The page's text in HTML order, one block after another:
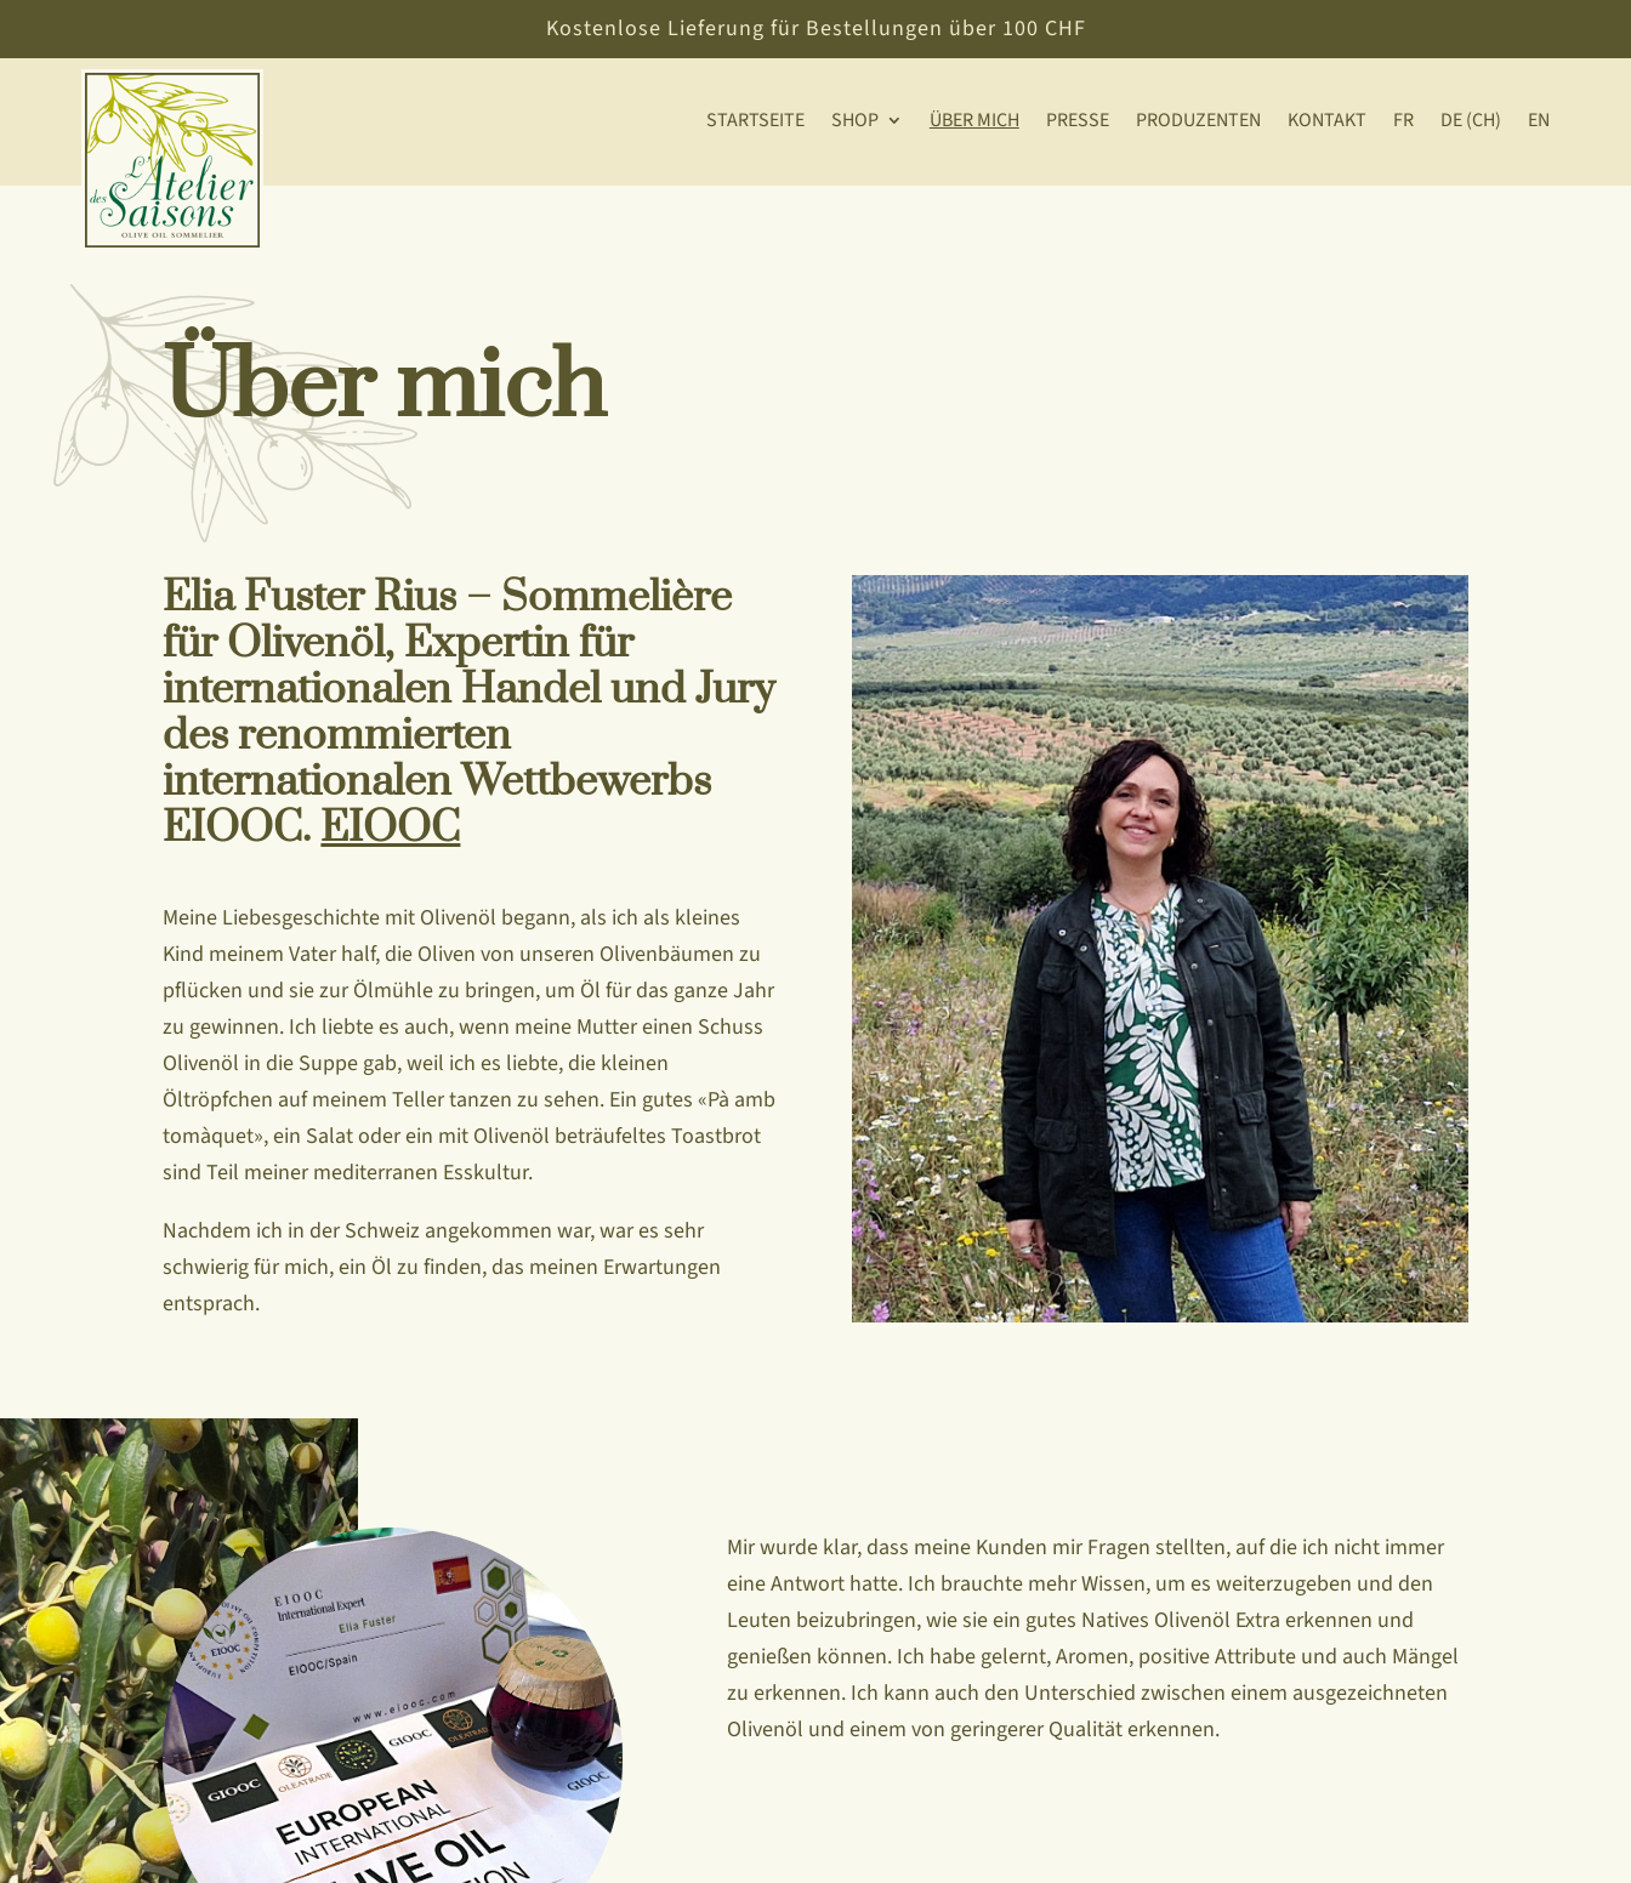
Kostenlose Lieferung für Bestellungen über 100 CHF
STARTSEITE SHOP ÜBER MICH PRESSE PRODUZENTEN KONTAKT FR DE (CH) EN
Über mich
Elia Fuster Rius – Sommelière
für Olivenöl, Expertin für
internationalen Handel und Jury
des renommierten
internationalen Wettbewerbs
EIOOC.EIOOC
Meine Liebesgeschichte mit Olivenöl begann, als ich als kleines
Kind meinem Vater half, die Oliven von unseren Olivenbäumen zu
pflücken und sie zur Ölmühle zu bringen, um Öl für das ganze Jahr
zu gewinnen. Ich liebte es auch, wenn meine Mutter einen Schuss
Olivenöl in die Suppe gab, weil ich es liebte, die kleinen
Öltröpfchen auf meinem Teller tanzen zu sehen. Ein gutes «Pà amb
tomàquet», ein Salat oder ein mit Olivenöl beträufeltes Toastbrot
sind Teil meiner mediterranen Esskultur.
Nachdem ich in der Schweiz angekommen war, war es sehr
schwierig für mich, ein Öl zu finden, das meinen Erwartungen
entsprach.
Mir wurde klar, dass meine Kunden mir Fragen stellten, auf die ich nicht immer
eine Antwort hatte. Ich brauchte mehr Wissen, um es weiterzugeben und den
Leuten beizubringen, wie sie ein gutes Natives Olivenöl Extra erkennen und
genießen können. Ich habe gelernt, Aromen, positive Attribute und auch Mängel
zu erkennen. Ich kann auch den Unterschied zwischen einem ausgezeichneten
Olivenöl und einem von geringerer Qualität erkennen.